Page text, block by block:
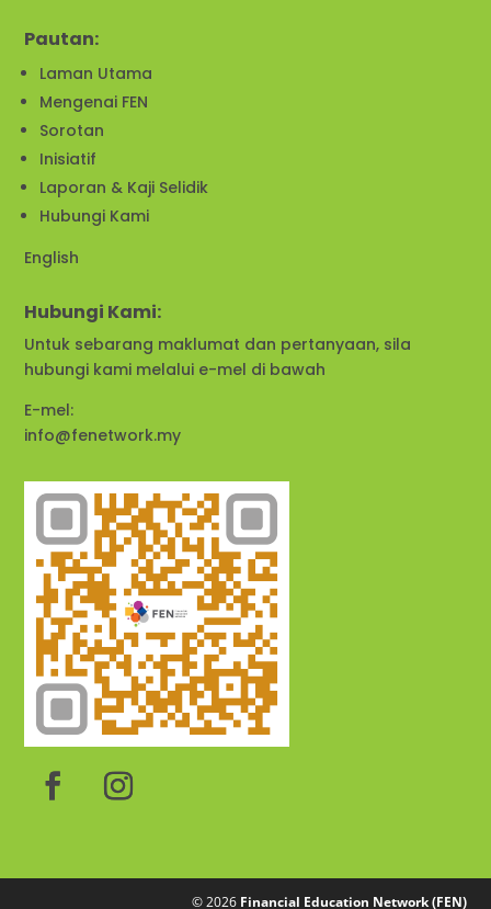
Pautan:
Laman Utama
Mengenai FEN
Sorotan
Inisiatif
Laporan & Kaji Selidik
Hubungi Kami
English
Hubungi Kami:
Untuk sebarang maklumat dan pertanyaan, sila
hubungi kami melalui e-mel di bawah
E-mel:
info@fenetwork.my
© 2026 Financial Education Network (FEN)